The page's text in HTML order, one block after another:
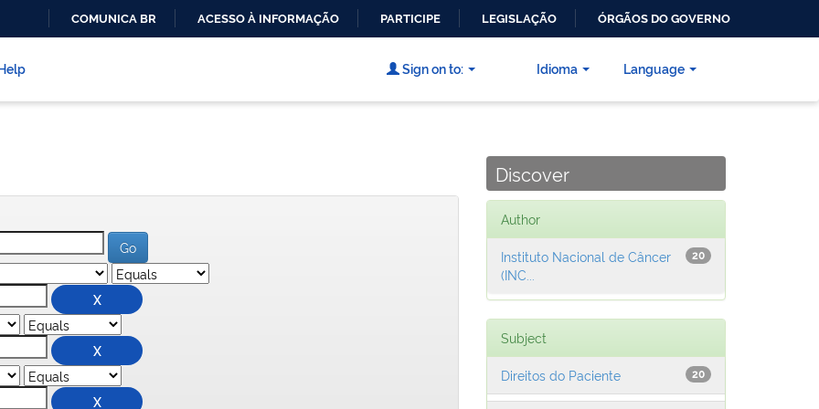
CONTEÚDO
COMUNICA BR ACESSO À INFORMAÇÃO PARTICIPE LEGISLAÇÃO ÓRGÃOS DO GOVERNO
Language
Sign on to: Idioma
Discover
Author
20
Instituto Nacional de Câncer
(INC...
Subject
20
Direitos do Paciente